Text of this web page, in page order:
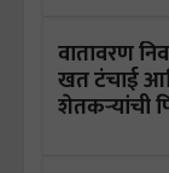
वातावरण
खत टंचाई
शेतकऱ्यांची